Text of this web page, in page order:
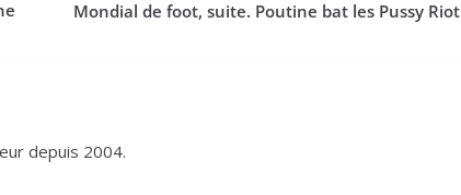
Mondial de foot, suite. Poutine bat les Pussy Riot
depuis 2004.